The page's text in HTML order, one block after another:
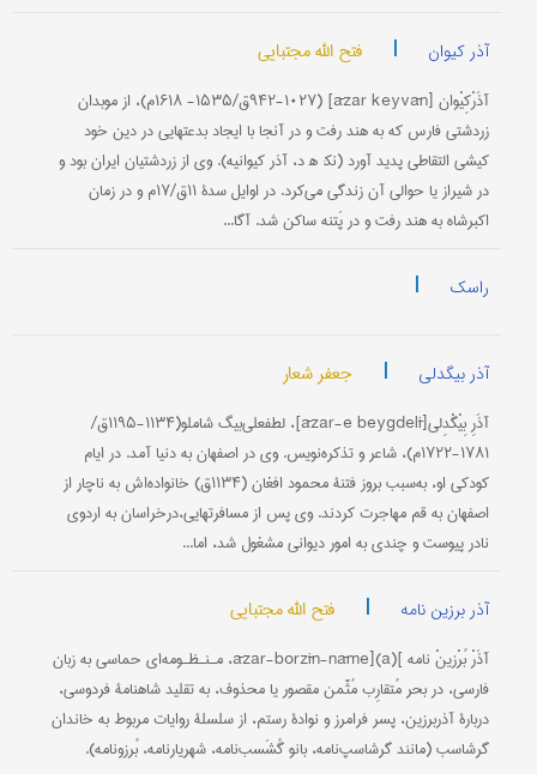
آذر کیوان | فتح الله مجتبایی
آذَرْکِیْوان [āzar keyvān] (۹۴۲-۱۰۲۷ق/۱۵۳۵- ۱۶۱۸م)، از موبدان
زردشتی فارس که به هند رفت و در آنجا با ایجاد بدعتهایی در دین خود
کیشی التقاطی پدید آورد (نک‍: ﻫ د، آذر کیوانیه). وی از زردشتیان ایران بود و
در شیراز یا حوالی آن زندگی می‌کرد. در اوایل سدۀ ۱۱ق/۱۷م و در زمان
اکبرشاه به هند رفت و در پَتنه ساکن شد. آگا...
راسک |
آذر بیگدلی | جعفر شعار
آذَرِ بِیْگْدِلی[āzar-e beygdelī]، لطفعلی‌بیگ شاملو(۱۱۳۴-۱۱۹۵ق/
۱۷۸۱-۱۷۲۲م)، شاعر و تذکره‌نویس. وی در اصفهان به دنیا آمد. در ایام
کودکی او، به‌سبب بروز فتنۀ محمود افغان (۱۱۳۴ق) خانواده‌اش به ناچار از
اصفهان به قم مهاجرت کردند. وی پس از مسافرتهایی،درخراسان به اردوی
نادر پیوست و چندی به امور دیوانی مشغول شد، اما...
آذر برزین نامه | فتح الله مجتبایی
آذَرْ بُرْزینْ نامه ](a)[āzar-borzīn-nāme، مـنـظـومه‌ای حماسی به زبان
فارسی، در بحر مُتقارِب مُثَّمن مقصور یا محذوف، به تقلید شاهنامۀ فردوسی،
دربارۀ آذربرزین، پسر فرامرز و نوادۀ رستم، از سلسلۀ روایات مربوط به خاندان
گرشاسب (مانند گرشاسپ‌نامه، بانو گُشَسب‌نامه، شهریارنامه، بُرزونامه).